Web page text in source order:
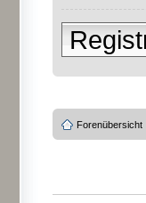
Forenübersicht